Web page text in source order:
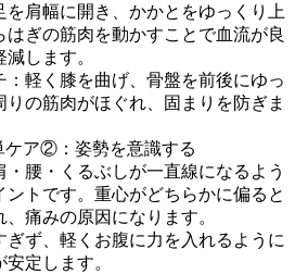
肩幅に開き、かかとをゆっくり上
はぎの筋肉を動かすことで血流が良
します。
軽く膝を曲げ、骨盤を前後にゆっ
りの筋肉がほぐれ、固まりを防ぎま
ケア②：姿勢を意識する
腰・くるぶしが一直線になるよう
ントです。重心がどちらかに偏ると
痛みの原因になります。
ぎず、軽くお腹に力を入れるように
定します。